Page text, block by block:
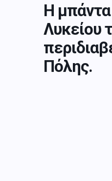
Η
Λυκείου
Πόλης.